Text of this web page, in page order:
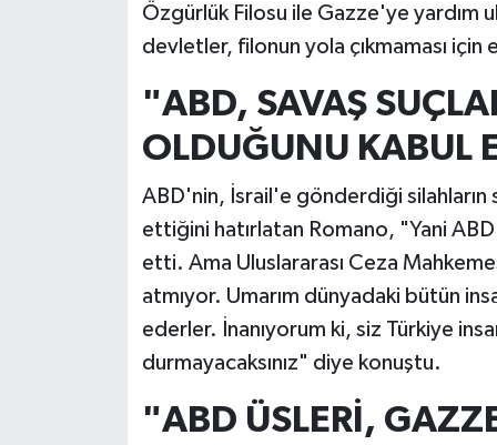
Özgürlük Filosu ile Gazze'ye yardım
devletler, filonun yola çıkmaması için
"ABD, SAVAŞ
OLDUĞUNU KABUL
ABD'nin, İsrail'e gönderdiği silahların
ettiğini hatırlatan Romano, "Yani
etti. Ama Uluslararası Ceza
atmıyor. Umarım dünyadaki bütün
ederler. İnanıyorum ki, siz Türkiye
durmayacaksınız" diye konuştu.
"ABD ÜSLERİ,